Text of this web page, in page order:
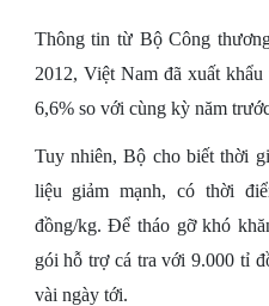
Thông tin từ Bộ Công
2012, Việt Nam đã xuất
6,6% so với cùng kỳ năm
Tuy nhiên, Bộ cho biết thời
liệu giảm mạnh, có thời
đồng/kg. Để tháo gỡ khó
gói hỗ trợ cá tra với 9.000 tỉ
vài ngày tới.